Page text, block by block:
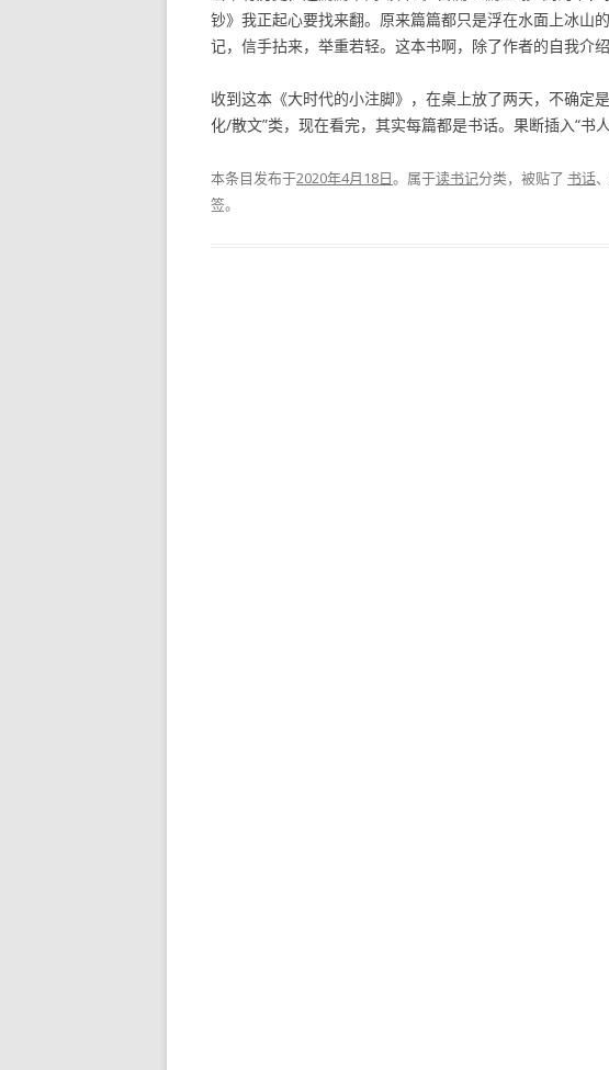
钞》我正起心要找来翻。原来篇篇都只是浮在水面上冰山
记，信手拈来，举重若轻。这本书啊，除了作者的自我介绍
收到这本《大时代的小注脚》，在桌上放了两天，不确定
化/散文”类，现在看完，其实每篇都是书话。果断插入“书人
本条目发布于2020年4月18日。属于读书记分类，被贴了 书话、
签。